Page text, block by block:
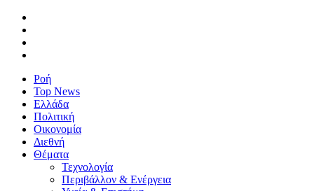
Ροή
Top News
Ελλάδα
Πολιτική
Οικονομία
Διεθνή
Θέματα
Τεχνολογία
Περιβάλλον & Ενέργεια